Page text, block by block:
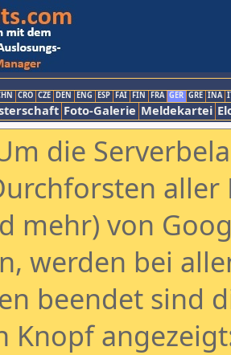
CRO CZE DEN ENG ESP FAI FIN FRA GER GRE INA
Foto-Galerie Meldekartei
die
aller
mehr) von
werden bei
beendet sind
Knopf